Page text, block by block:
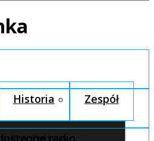
Historia Zespół
Pro Cultura
radio